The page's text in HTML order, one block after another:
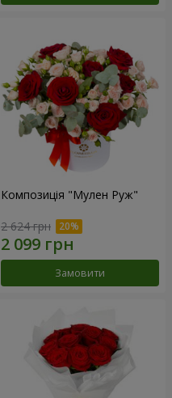
Композиція "Мулен Руж"
2 624 грн
Замовити